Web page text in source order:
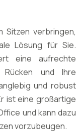
Sitzen verbringen,
Lösung für Sie.
eine aufrechte
und Ihre
und robust
ist eine großartige
und kann dazu
vorzubeugen.